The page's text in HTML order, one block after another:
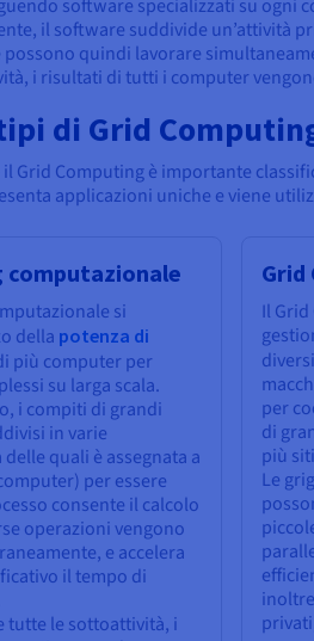
software specializzati su ogni
il software suddivide un’attività
quindi lavorare
i risultati di tutti i computer
di Grid
il Grid Computing è importante
applicazioni uniche e viene
computazionale
si
della potenza di
più computer per
su larga scala.
i compiti di grandi
in varie
quali è assegnata a
per essere
consente il calcolo
operazioni vengono
e accelera
il tempo di
tutte le sottoattività, i
Grid
Il
per
di
più
Le